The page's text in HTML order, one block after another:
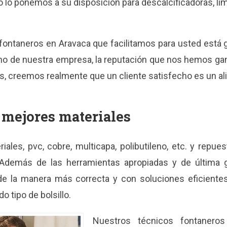
lo ponemos a su disposición para descalcificadoras,
en Aravaca que facilitamos para usted está
de nuestra empresa, la reputación que nos hemos
creemos realmente que un cliente satisfecho es un
materiales
pvc, cobre, multicapa, polibutileno, etc. y
de las herramientas apropiadas y de última
la manera más correcta y con soluciones
tipo de bolsillo.
Nuestros técnicos